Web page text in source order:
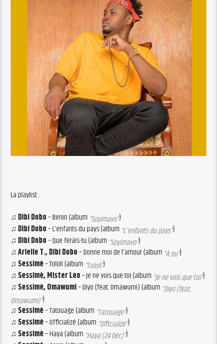
La playlist :
♫ Dibi Dobo– Benin (album “Soyimavo”)
♫ Dibi Dobo– L’enfants du pays (album “L’enfants du pays”)
♫ Dibi Dobo– Que ferais-tu (album “Soyimavo”)
♫ Arielle T., Dibi Dobo– Donne moi de l’amour (album “À nu”)
♫ Sessimè– Tololi (album “Tololi”)
♫ Sessimè, Mister Leo– Je ne vois que toi (album “Je ne vois que toi”)
♫ Sessimè, Omawumi– Diyo (feat. Omawumi) (album “Diyo (feat.
Omawumi)”)
♫ Sessimè– Tatouage (album “Tatouage”)
♫ Sessimè– Officializé (album “Officializé”)
♫ Sessimè– Haya (album “Haya (24 Déc)”)